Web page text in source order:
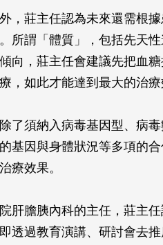
，莊主任認為未來還需根
所謂「體質」，包括先天
向，莊主任會建議先把血糖
，如此才能達到最大的治療
了須納入病毒基因型、病
基因與身體狀況等多項的
療效果。
肝膽胰內科的主任，莊主
透過教育演講、研討會去